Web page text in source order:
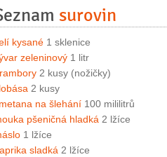
surovin
kysané 1 sklenice
zeleninový 1 litr
2 kusy (nožičky)
2 kusy
na šlehání 100 mililitrů
pšeničná hladká 2 lžíce
1 lžíce
sladká 2 lžíce